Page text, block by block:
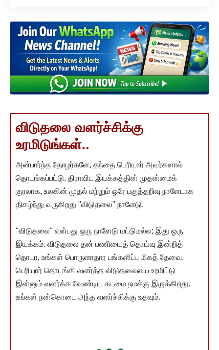
விடுதலை வளர்ச்சிக்கு
உரமிடுங்கள்..
அன்பார்ந்த தோழர்களே, தந்தை பெரியார் அவர்களால்
தொடங்கப்பட்டு, திராவிட இயக்கத்தின் முதன்மைக்
குரலாக, உலகின் முதல் மற்றும் ஒரே பகுத்தறிவு நாளேடாக
திகழ்ந்து வருகிறது "விடுதலை" நாளேடு.
"விடுதலை" என்பது ஒரு நாளேடு மட்டுமல்ல; இது ஒரு
இயக்கம். விடுதலை தன் பணியைத் தொய்வு இன்றித்
தொடர, உங்கள் பொருளாதார பங்களிப்பு மிகத் தேவை.
பெரியார் தொடங்கி வளர்த்த விடுதலையை உரமிட்டு
இன்னும் வளர்க்க வேண்டிய கடமை நமக்கு இருக்கிறது.
உங்கள் நன்கொடை அந்த வளர்ச்சிக்கு உதவும்.